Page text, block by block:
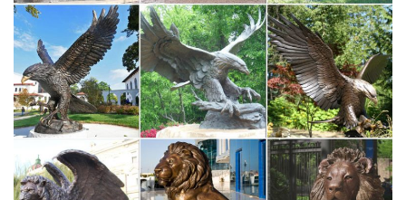
kartinkiu6x3b.tour-attashe.ru/в/1
Виниловые обои киев цены на.
Fatal error: Uncaught Error: Call to a member function
fetch_assoc() on…
дизайн штор для кухни фото 2013.
katalog-kartinok2de1zc.ecoclubs.ru/р/6